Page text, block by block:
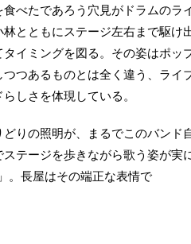
べたであろう穴見がドラムのラ
林とともにステージ左右まで駆
イミングを図る。その姿はポ
つあるものとは全く違う、ラ
しさを体現している。
りの照明が、まるでこのバン
テージを歩きながら歌う姿が実
。長屋はその端正な表情で